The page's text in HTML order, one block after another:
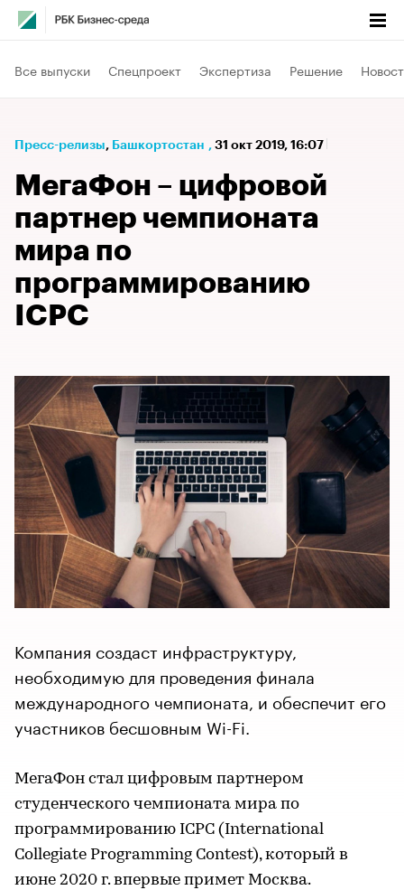
Все выпуски Спецпроект Экспертиза Решение
Пресс-релизы⁠, Башкортостан , 31 окт 2019, 16:07
МегаФон – цифровой
партнер чемпионата
мира по
программированию
ICPC
Компания создаст инфраструктуру,
необходимую для проведения финала
международного чемпионата, и обеспечит его
участников бесшовным Wi-Fi.
МегаФон стал цифровым партнером
студенческого чемпионата мира по
программированию ICPC (International
Collegiate Programming Contest), который в
июне 2020 г. впервые примет Москва.